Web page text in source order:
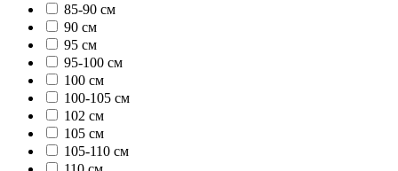
85-90 см
90 см
95 см
95-100 см
100 см
100-105 см
102 см
105 см
105-110 см